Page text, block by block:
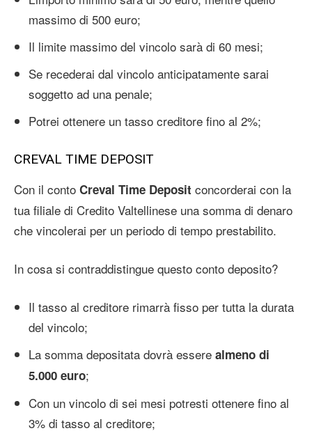
massimo di 500 euro;
Il limite massimo del vincolo sarà di 60 mesi;
Se recederai dal vincolo anticipatamente sarai
soggetto ad una penale;
Potrei ottenere un tasso creditore fino al 2%;
CREVAL TIME DEPOSIT
Con il conto Creval Time Deposit concorderai con la
tua filiale di Credito Valtellinese una somma di denaro
che vincolerai per un periodo di tempo prestabilito.
In cosa si contraddistingue questo conto deposito?
Il tasso al creditore rimarrà fisso per tutta la durata
del vincolo;
La somma depositata dovrà essere almeno di
5.000 euro;
Con un vincolo di sei mesi potresti ottenere fino al
3% di tasso al creditore;